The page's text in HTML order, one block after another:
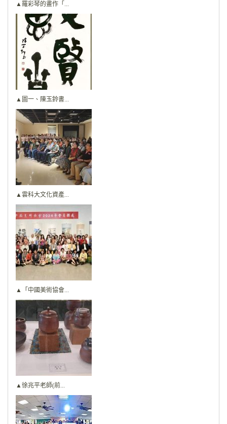
▲羅彩琴的畫作「...
▲圖一、陳玉鈴書...
▲雲科大文化資產...
▲「中國美術協會...
▲徐兆平老師(前...